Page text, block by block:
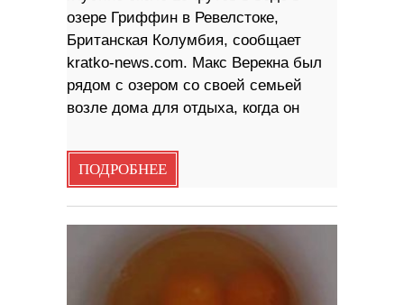
озере Гриффин в Ревелстоке,
Британская Колумбия, сообщает
kratko-news.com. Макс Верекна был
рядом с озером со своей семьей
возле дома для отдыха, когда он
ПОДРОБНЕЕ